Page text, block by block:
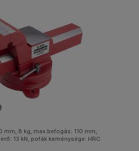
mm, 8 kg, max.befogás: 110 mm,
13 kN, pofák keménysége: HRC